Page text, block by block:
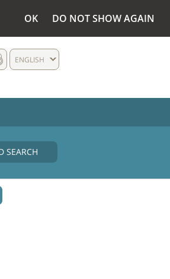
OK DO NOT SHOW AGAIN
ENGLISH
SEARCH